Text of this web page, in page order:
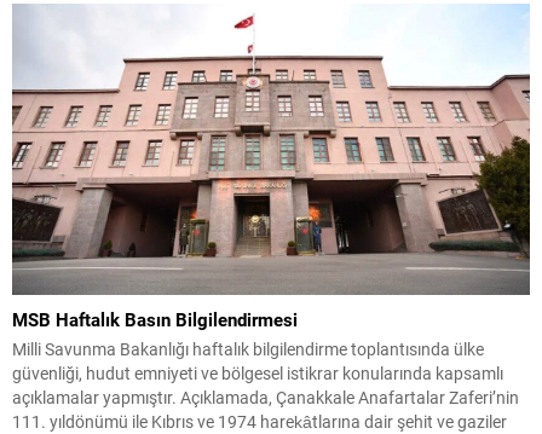
MSB Haftalık Basın Bilgilendirmesi
Milli Savunma Bakanlığı haftalık bilgilendirme toplantısında ülke
güvenliği, hudut emniyeti ve bölgesel istikrar konularında kapsamlı
açıklamalar yapmıştır. Açıklamada, Çanakkale Anafartalar Zaferi’nin
111. yıldönümü ile Kıbrıs ve 1974 harekâtlarına dair şehit ve gaziler